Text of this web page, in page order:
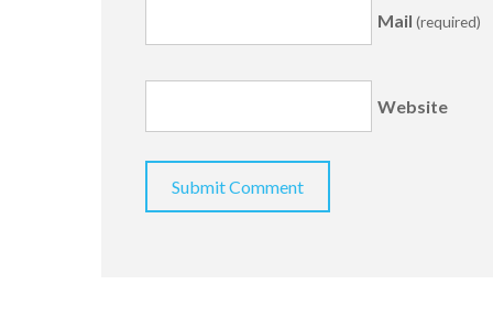
Mail(required)
Website